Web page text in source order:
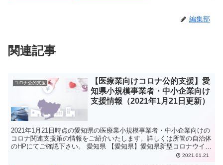
編集部
関連記事
コロナ公的支援
【医療業向けコロナ公的支援】愛
知県小規模事業者・中小企業向け
支援情報（2021年1月21日更新）
2021年1月21日時点の愛知県の医療業小規模事業者・中小企業向けの
コロナ関連支援策の情報をご紹介いたします。詳しくは所管の自治体
のHPにてご確認下さい。 愛知県 【愛知県】愛知県新型コロナウイル
2021.01.21